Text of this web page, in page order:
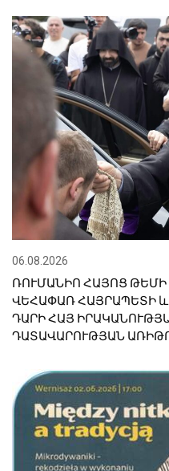
06.08.2026
ՌՈՒՄԱՆԻՈ ՀԱՅՈՑ
ՎԵՀԱՓԱՌ ՀԱՅՐԱՊԵՏԻ և
ԴԱՐԻ ՀԱՅ
ԴԱՏԱՎԱՐՈՒԹՅԱՆ